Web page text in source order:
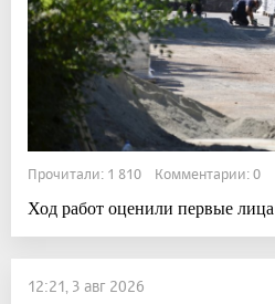
Прочитали: 1 810 Комментарии: 0
Ход работ оценили первые лица
12:21, 3 авг 2026